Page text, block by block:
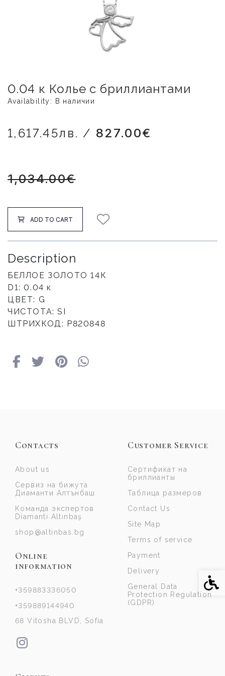
0.04 к Колье с бриллиантами
Availability: В наличии
1,617.45лв. / 827.00€
1,034.00€
ADD TO CART
Description
БЕЛЛОЕ ЗОЛОТО 14К
D1: 0.04 к
ЦВЕТ: G
ЧИСТОТА: SI
ШТРИХКОД: Р820848
Contacts
About us
Сервиз на бижута
Диаманти Алтънбаш
Команда экспертов
Diamanti Altınbaş
shop@altinbas.bg
Online
information
+359883336050
+359889144940
68 Vitosha BLVD, Sofia
Customer Service
Сертификат на
бриллианты
Таблица размеров
Contact Us
Site Map
Terms of service
Payment
Delivery
General Data
Protection Regulation
(GDPR)